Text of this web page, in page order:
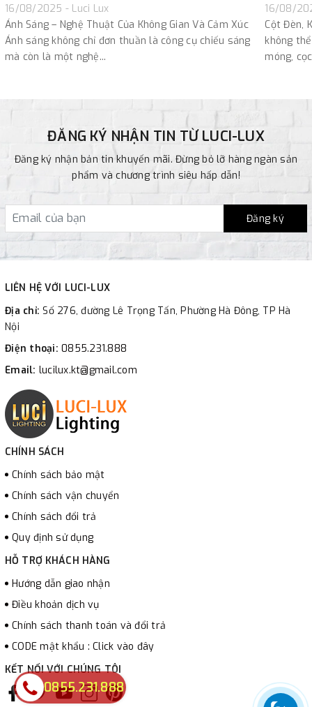
16/08/2025 - Luci Lux
Ánh Sáng – Nghệ Thuật Của Không Gian Và Cảm Xúc
Ánh sáng không chỉ đơn thuần là công cụ chiếu sáng
mà còn là một nghệ...
16/08/
Cột Đèn,
không
móng,
ĐĂNG KÝ NHẬN TIN TỪ LUCI-LUX
Đăng ký nhận bản tin khuyến mãi. Đừng bỏ lỡ hàng ngàn sản
phẩm và chương trình siêu hấp dẫn!
Đăng ký
LIÊN HỆ VỚI LUCI-LUX
Địa chỉ:Số 276, đường Lê Trọng Tấn, Phường Hà Đông, TP Hà
Nội
Điện thoại: 0855.231.888
Email: lucilux.kt@gmail.com
CHÍNH SÁCH
Chính sách bảo mật
Chính sách vận chuyển
Chính sách đổi trả
Quy định sử dụng
HỖ TRỢ KHÁCH HÀNG
Hướng dẫn giao nhận
Điều khoản dịch vụ
Chính sách thanh toán và đổi trả
CODE mật khẩu : Click vào đây
KẾT NỐI VỚI CHÚNG TÔI
0855.231.888